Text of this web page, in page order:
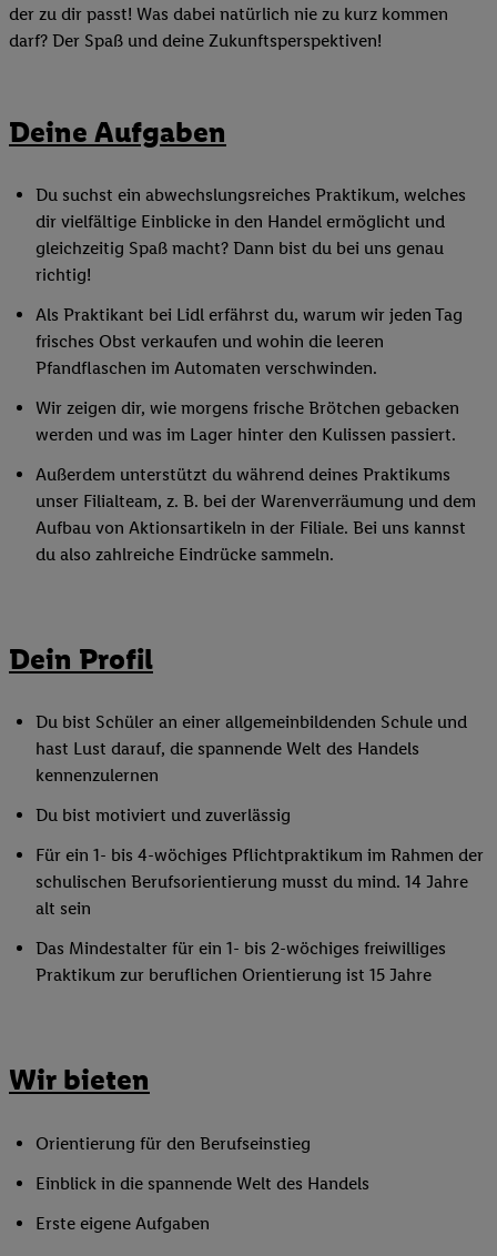
der zu dir passt! Was dabei natürlich nie zu kurz kommen
darf? Der Spaß und deine Zukunftsperspektiven!
Deine Aufgaben
Du suchst ein abwechslungsreiches Praktikum, welches
dir vielfältige Einblicke in den Handel ermöglicht und
gleichzeitig Spaß macht? Dann bist du bei uns genau
richtig!
Als Praktikant bei Lidl erfährst du, warum wir jeden Tag
frisches Obst verkaufen und wohin die leeren
Pfandflaschen im Automaten verschwinden.
Wir zeigen dir, wie morgens frische Brötchen gebacken
werden und was im Lager hinter den Kulissen passiert.
Außerdem unterstützt du während deines Praktikums
unser Filialteam, z. B. bei der Warenverräumung und dem
Aufbau von Aktionsartikeln in der Filiale. Bei uns kannst
du also zahlreiche Eindrücke sammeln.
Dein Profil
Du bist Schüler an einer allgemeinbildenden Schule und
hast Lust darauf, die spannende Welt des Handels
kennenzulernen
Du bist motiviert und zuverlässig
Für ein 1- bis 4-wöchiges Pflichtpraktikum im Rahmen der
schulischen Berufsorientierung musst du mind. 14 Jahre
alt sein
Das Mindestalter für ein 1- bis 2-wöchiges freiwilliges
Praktikum zur beruflichen Orientierung ist 15 Jahre
Wir bieten
Orientierung für den Berufseinstieg
Einblick in die spannende Welt des Handels
Erste eigene Aufgaben